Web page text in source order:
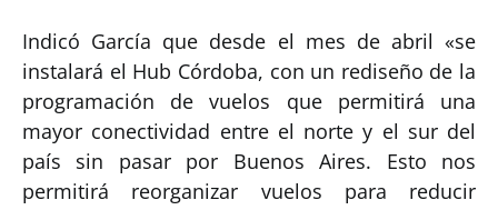
Indicó García que desde el mes de abril «se
instalará el Hub Córdoba, con un rediseño de la
programación de vuelos que permitirá una
mayor conectividad entre el norte y el sur del
país sin pasar por Buenos Aires. Esto nos
permitirá reorganizar vuelos para reducir